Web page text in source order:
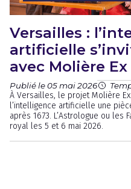
Versailles :
artificielle
avec Molière
Publié le 05 mai 2026
À Versailles, le projet Molière
l’intelligence artificielle une
après 1673. L’Astrologue ou les
royal les 5 et 6 mai 2026.